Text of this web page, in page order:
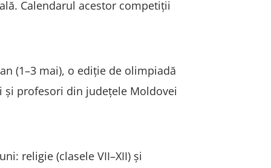
Calendarul acestor competiții
(1–3 mai), o ediție de olimpiadă
și profesori din județele Moldovei
religie (clasele VII–XII) și